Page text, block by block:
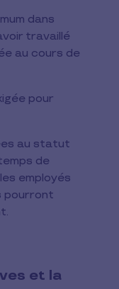
dans
travaillé
au cours de
pour
au statut
de
employés
pourront
et la